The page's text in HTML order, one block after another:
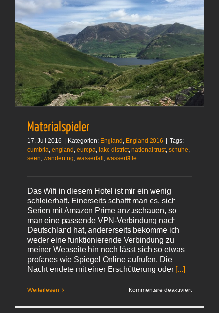
Materialspieler
17. Juli 2016 | Kategorien: England England 2016 | Tags:
cumbria england europa lake district national trust schuhe
seen wanderung wasserfall wasserfälle
Das Wifi in diesem Hotel ist mir ein wenig
schleierhaft. Einerseits schafft man es, sich
Serien mit Amazon Prime anzuschauen, so
man eine passende VPN-Verbindung nach
Deutschland hat, andererseits bekomme ich
weder eine funktionierende Verbindung zu
meiner Webseite hin noch lässt sich so etwas
profanes wie Spiegel Online aufrufen. Die
Nacht endete mit einer Erschütterung oder [...]
Weiterlesen Kommentare deaktiviertfür